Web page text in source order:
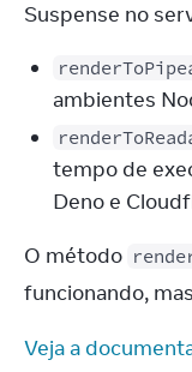
Suspense no
ambientes
tempo de
Deno e
O método
funcionando,
Veja a